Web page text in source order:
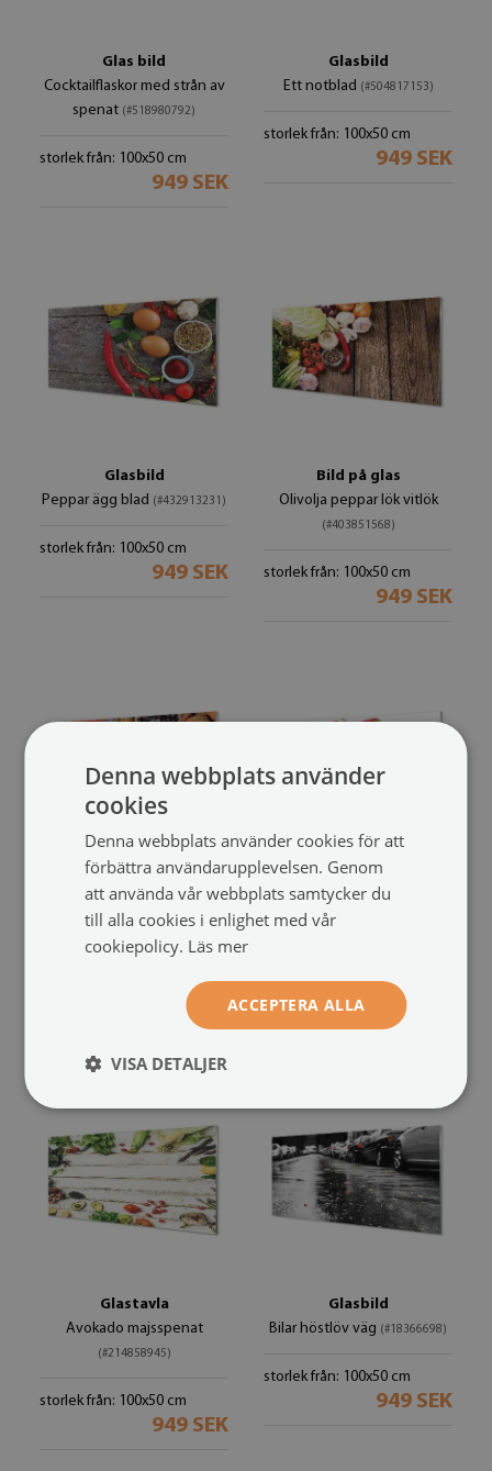
Glas bild
Cocktailflaskor med strån av
spenat (#518980792)
storlek från: 100x50 cm
949 SEK
Glasbild
Ett notblad (#504817153)
storlek från: 100x50 cm
949 SEK
Glasbild
Peppar ägg blad (#432913231)
storlek från: 100x50 cm
949 SEK
Bild på glas
Olivolja peppar lök vitlök
(#403851568)
storlek från: 100x50 cm
949 SEK
Glas bild
Bönor broccoli avokado
nötter (#396173494)
949 SEK
Bild på glas
En matsked persilja tomater
storlek från: 100x50 cm
949 SEK
Glastavla
Avokado majsspenat
(#214858945)
storlek från: 100x50 cm
949 SEK
Glasbild
Bilar höstlöv väg (#18366698)
storlek från: 100x50 cm
949 SEK
Denna webbplats använder
cookies
Denna webbplats använder cookies för att
förbättra användarupplevelsen. Genom
att använda vår webbplats samtycker du
till alla cookies i enlighet med vår
cookiepolicy. Läs mer
ACCEPTERA ALLA
VISA DETALJER